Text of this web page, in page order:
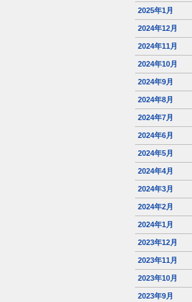
2025年1月
2024年12月
2024年11月
2024年10月
2024年9月
2024年8月
2024年7月
2024年6月
2024年5月
2024年4月
2024年3月
2024年2月
2024年1月
2023年12月
2023年11月
2023年10月
2023年9月